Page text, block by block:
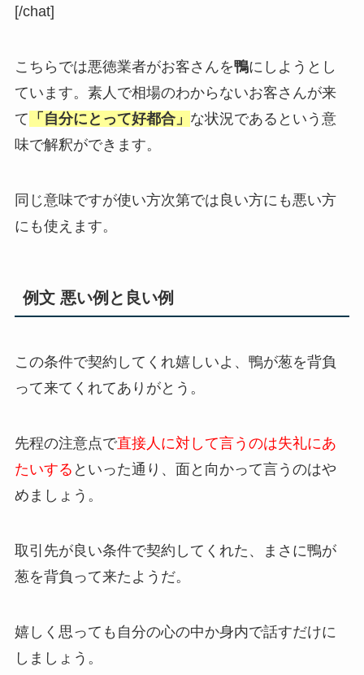
[/chat]
こちらでは悪徳業者がお客さんを鴨にしようとし
ています。素人で相場のわからないお客さんが来
て 「自分にとって好都合」 な状況であるという意
味で解釈ができます。
同じ意味ですが使い方次第では良い方にも悪い方
にも使えます。
例文 悪い例と良い例
この条件で契約してくれ嬉しいよ、鴨が葱を背負
って来てくれてありがとう。
先程の注意点で直接人に対して言うのは失礼にあ
たいする といった通り、面と向かって言うのはや
めましょう。
取引先が良い条件で契約してくれた、まさに鴨が
葱を背負って来たようだ。
嬉しく思っても自分の心の中か身内で話すだけに
しましょう。